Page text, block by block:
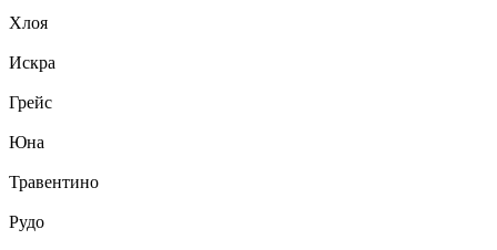
Хлоя
Искра
Грейс
Юна
Травентино
Рудо